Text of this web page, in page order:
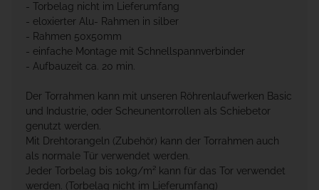
- Torbelag nicht im Lieferumfang
- eloxierter Alu- Rahmen in silber
- Rahmen 50x50mm
- einfache Montage mit Schnellspannverbinder
- Aufbauzeit ca. 20 min.
Der Torrahmen kann mit unseren Röhrenlaufwerken Basic
und Industrie, oder Scheunentorrollen als Schiebetor
genutzt werden.
Mit Drehtorangeln (Zubehör) kann der Torrahmen auch
als normale Tür verwendet werden.
Jeder Torbelag bis 10kg/m² kann für das Tor verwendet
werden. (Torbelag nicht im Lieferumfang)